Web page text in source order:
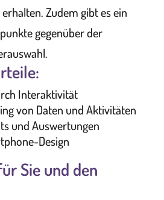
Zudem gibt es ein
gegenüber der
Interaktivität
von Daten und Aktivitäten
und Auswertungen
Design
Sie und den